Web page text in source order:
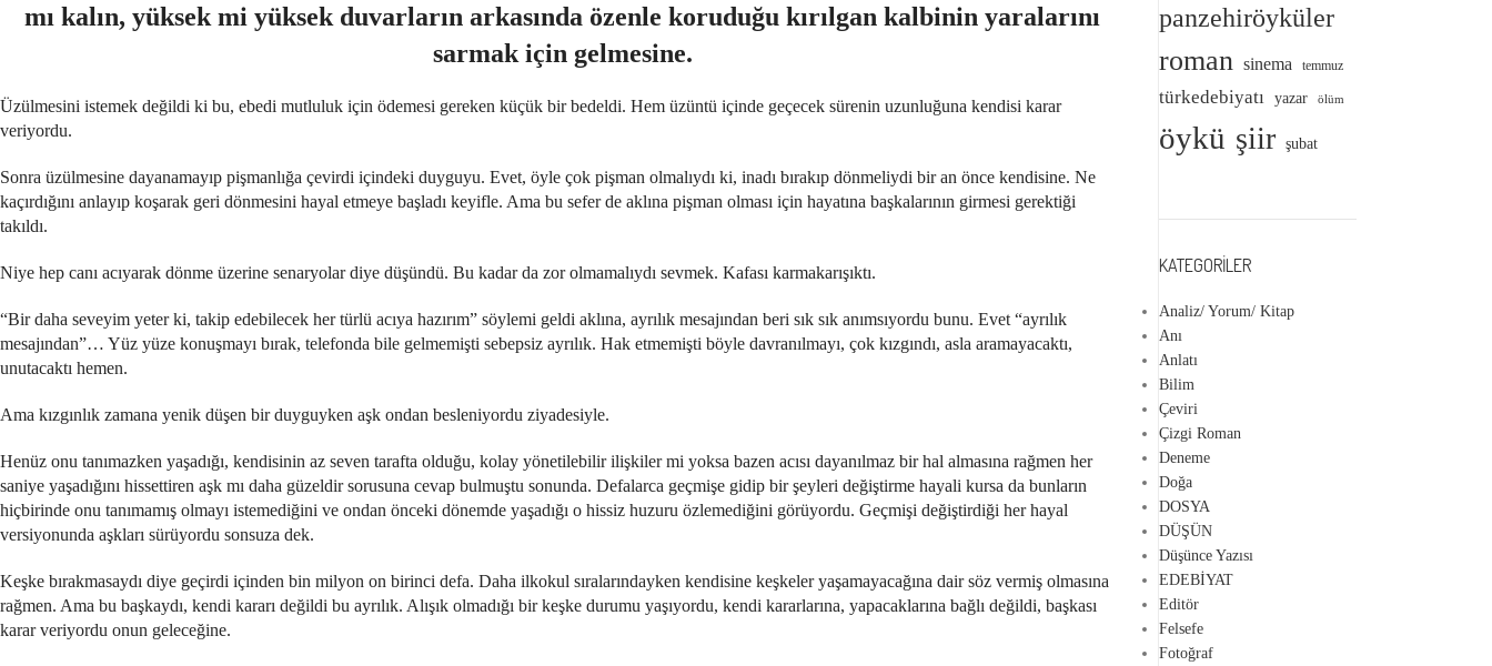
mı kalın, yüksek mi yüksek duvarların arkasında özenle koruduğu kırılgan kalbinin yaralarını
sarmak için gelmesine.
Üzülmesini istemek değildi ki bu, ebedi mutluluk için ödemesi gereken küçük bir bedeldi. Hem üzüntü içinde geçecek sürenin uzunluğuna kendisi karar
veriyordu.
Sonra üzülmesine dayanamayıp pişmanlığa çevirdi içindeki duyguyu. Evet, öyle çok pişman olmalıydı ki, inadı bırakıp dönmeliydi bir an önce kendisine. Ne
kaçırdığını anlayıp koşarak geri dönmesini hayal etmeye başladı keyifle. Ama bu sefer de aklına pişman olması için hayatına başkalarının girmesi gerektiği
takıldı.
Niye hep canı acıyarak dönme üzerine senaryolar diye düşündü. Bu kadar da zor olmamalıydı sevmek. Kafası karmakarışıktı.
“Bir daha seveyim yeter ki, takip edebilecek her türlü acıya hazırım” söylemi geldi aklına, ayrılık mesajından beri sık sık anımsıyordu bunu. Evet “ayrılık
mesajından”… Yüz yüze konuşmayı bırak, telefonda bile gelmemişti sebepsiz ayrılık. Hak etmemişti böyle davranılmayı, çok kızgındı, asla aramayacaktı,
unutacaktı hemen.
Ama kızgınlık zamana yenik düşen bir duyguyken aşk ondan besleniyordu ziyadesiyle.
Henüz onu tanımazken yaşadığı, kendisinin az seven tarafta olduğu, kolay yönetilebilir ilişkiler mi yoksa bazen acısı dayanılmaz bir hal almasına rağmen her
saniye yaşadığını hissettiren aşk mı daha güzeldir sorusuna cevap bulmuştu sonunda. Defalarca geçmişe gidip bir şeyleri değiştirme hayali kursa da bunların
hiçbirinde onu tanımamış olmayı istemediğini ve ondan önceki dönemde yaşadığı o hissiz huzuru özlemediğini görüyordu. Geçmişi değiştirdiği her hayal
versiyonunda aşkları sürüyordu sonsuza dek.
Keşke bırakmasaydı diye geçirdi içinden bin milyon on birinci defa. Daha ilkokul sıralarındayken kendisine keşkeler yaşamayacağına dair söz vermiş olmasına
rağmen. Ama bu başkaydı, kendi kararı değildi bu ayrılık. Alışık olmadığı bir keşke durumu yaşıyordu, kendi kararlarına, yapacaklarına bağlı değildi, başkası
karar veriyordu onun geleceğine.
panzehiröyküler
roman sinema temmuz
türkedebiyatı yazar ölüm
öykü şiir şubat
KATEGORILER
Analiz/ Yorum/ Kitap
Anı
Anlatı
Bilim
Çeviri
Çizgi Roman
Deneme
Doğa
DOSYA
DÜŞÜN
Düşünce Yazısı
EDEBİYAT
Editör
Felsefe
Fotoğraf